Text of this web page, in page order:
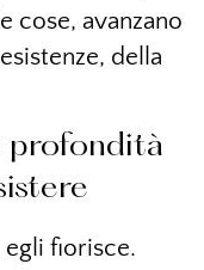
cose, avanzano
della
profondità
fiorisce.